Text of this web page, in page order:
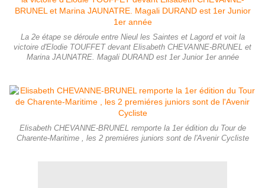
La 2e étape se déroule entre Nieul les Saintes et Lagord et voit la
victoire d'Elodie TOUFFET devant Elisabeth CHEVANNE-BRUNEL et
Marina JAUNATRE. Magali DURAND est 1er Junior 1er année
Elisabeth CHEVANNE-BRUNEL remporte la 1er édition du Tour de
Charente-Maritime , les 2 premiéres juniors sont de l'Avenir Cycliste